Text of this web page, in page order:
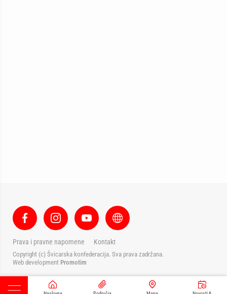
Prava i pravne napomene Kontakt
Copyright (c) Švicarska konfederacija. Sva prava zadržana.
Web development Promotim